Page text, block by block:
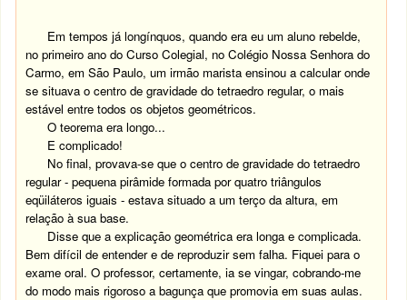
Em tempos já longínquos, quando era eu um aluno rebelde,
no primeiro ano do Curso Colegial, no Colégio Nossa Senhora do
Carmo, em São Paulo, um irmão marista ensinou a calcular onde
se situava o centro de gravidade do tetraedro regular, o mais
estável entre todos os objetos geométricos.
O teorema era longo...
E complicado!
No final, provava-se que o centro de gravidade do tetraedro
regular - pequena pirâmide formada por quatro triângulos
eqüiláteros iguais - estava situado a um terço da altura, em
relação à sua base.
Disse que a explicação geométrica era longa e complicada.
Bem difícil de entender e de reproduzir sem falha. Fiquei para o
exame oral. O professor, certamente, ia se vingar, cobrando-me
do modo mais rigoroso a bagunça que promovia em suas aulas.